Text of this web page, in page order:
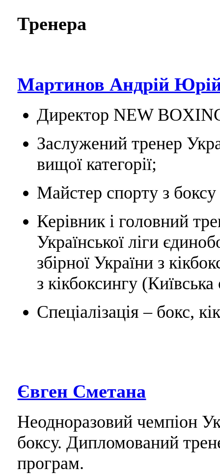
Тренера
Мартинов Андрій
Директор NEW
Заслужений тренер
вищої категорії;
Майстер спорту з боксу
Керівник і головний
Української ліги
збірної України з
з кікбоксингу
Спеціалізація – бокс,
Євген Сметана
Неодноразовий чемпіон
боксу. Дипломований
програм.